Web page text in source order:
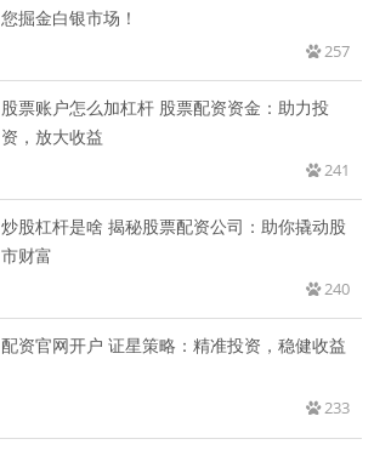
您掘金白银市场！
257
股票账户怎么加杠杆 股票配资资金：助力投
资，放大收益
241
炒股杠杆是啥 揭秘股票配资公司：助你撬动股
市财富
240
配资官网开户 证星策略：精准投资，稳健收益
233